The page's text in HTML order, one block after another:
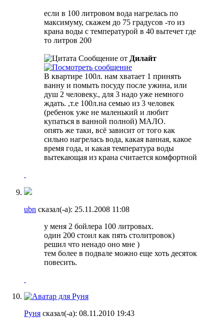
если в 100 литровом вода нагрелась по
максимуму, скажем до 75 градусов -то из
крана воды с температурой в 40 вытечет где
то литров 200
Сообщение от Дилайт
В квартире 100л. нам хватает 1 принять
ванну и помыть посуду после ужина, или
душ 2 человеку., для 3 надо уже немного
ждать. ,т.е 100л.на семью из 3 человек
(ребенок уже не маленький и любит
купаться в ванной полной) МАЛО.
опять же таки, всё зависит от того как
сильно нагрелась вода, какая ванная, какое
время года, и какая температура воды
вытекающая из крана считается комфортной
ubn сказал(-а): 25.11.2008 11:08
у меня 2 бойлера 100 литровых.
один 200 стоил как пять столитровок)
решил что ненадо оно мне )
тем более в подвале можно еще хоть десяток
повесить.
Руня сказал(-а): 08.11.2010 19:43